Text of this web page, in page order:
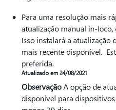
Para uma resolução mais
atualização manual in-
Isso instalará a atualização
mais recente disponível.
preferida.
Atualizado em 24/08/2021
ObservaçãoA opção de
disponível para